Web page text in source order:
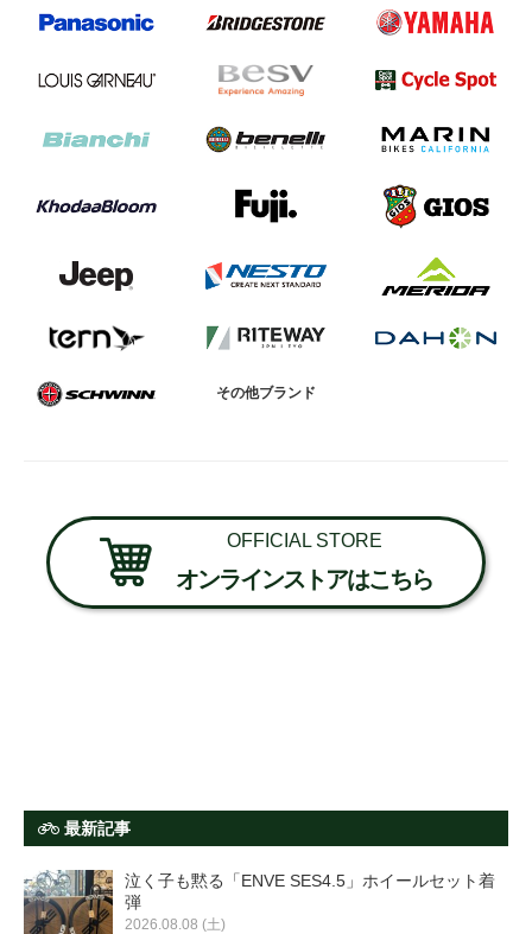
その他ブランド
OFFICIAL STORE
オンラインストアはこちら
最新記事
泣く子も黙る「ENVE SES4.5」ホイールセット着
弾
2026.08.08 (土)